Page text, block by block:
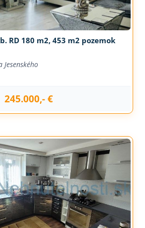
RD 180 m2, 453 m2 pozemok
Jesenského
245.000,- €